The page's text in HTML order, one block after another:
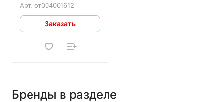
Арт. от004001612
Заказать
Бренды в разделе